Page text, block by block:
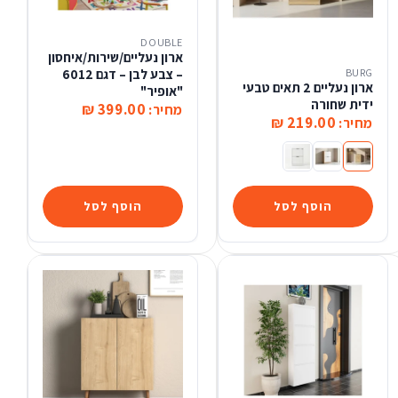
הוסף לסל
BURG
ארון נעליים 2 תאים טבעי
ידית שחורה
מחיר: 219.00 ₪
ארון נעליים 2 תאים טבעי ידית שחורהארון נעליים 2 תאים צבע לבן בשילוב צבע טבעי ידית שחורהארון נעליים 2 תאים צבע לבן
הוסף לסל
DOUBLE
ארון נעליים/שירות/איחסון
– צבע לבן – דגם 6012
"אופיר"
מחיר: 399.00 ₪